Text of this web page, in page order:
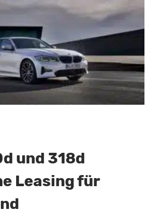
und 318d
Leasing für